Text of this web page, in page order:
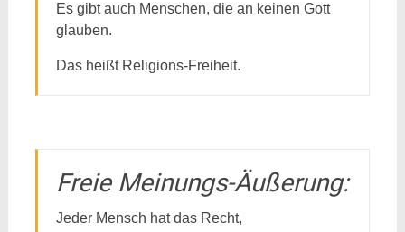
Es gibt auch Menschen, die an keinen Gott
glauben.
Das heißt Religions-Freiheit.
Freie Meinungs-Äußerung:
Jeder Mensch hat das Recht,